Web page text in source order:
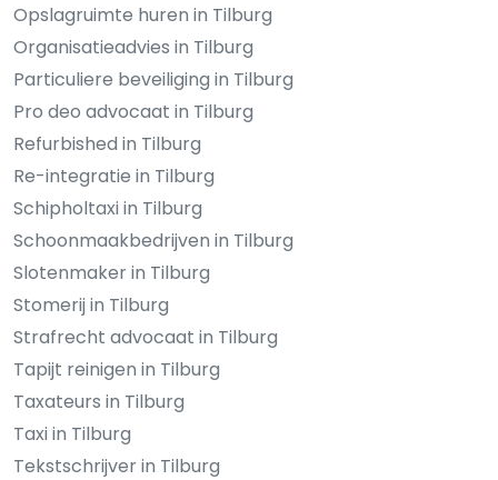
Opslagruimte huren in Tilburg
Organisatieadvies in Tilburg
Particuliere beveiliging in Tilburg
Pro deo advocaat in Tilburg
Refurbished in Tilburg
Re-integratie in Tilburg
Schipholtaxi in Tilburg
Schoonmaakbedrijven in Tilburg
Slotenmaker in Tilburg
Stomerij in Tilburg
Strafrecht advocaat in Tilburg
Tapijt reinigen in Tilburg
Taxateurs in Tilburg
Taxi in Tilburg
Tekstschrijver in Tilburg